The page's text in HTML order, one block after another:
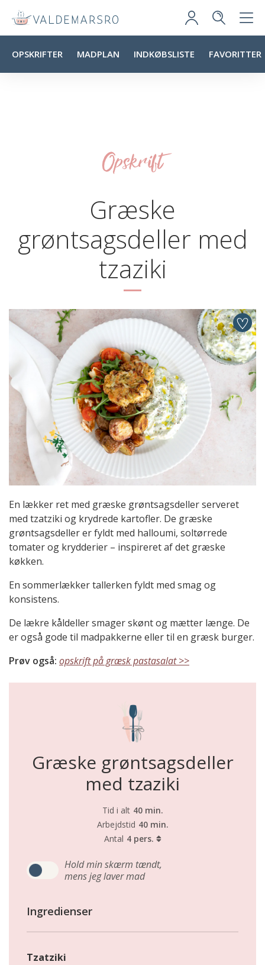
OPSKRIFTER MADPLAN INDKØBSLISTE FAVORITTER
Opskrift
Græske
grøntsagsdeller med
tzaziki
En lækker ret med græske grøntsagsdeller serveret
med tzatziki og krydrede kartofler. De græske
grøntsagsdeller er fyldt med halloumi, soltørrede
tomater og krydderier – inspireret af det græske
køkken.
En sommerlækker tallerken fyldt med smag og
konsistens.
De lækre kåldeller smager skønt og mætter længe. De
er også gode til madpakkerne eller til en græsk burger.
Prøv også: opskrift på græsk pastasalat >>
Græske grøntsagsdeller
med tzaziki
Tid i alt 40 min.
Arbejdstid 40 min.
Antal 4 pers.
Hold min skærm tændt,
mens jeg laver mad
Ingredienser
Tzatziki